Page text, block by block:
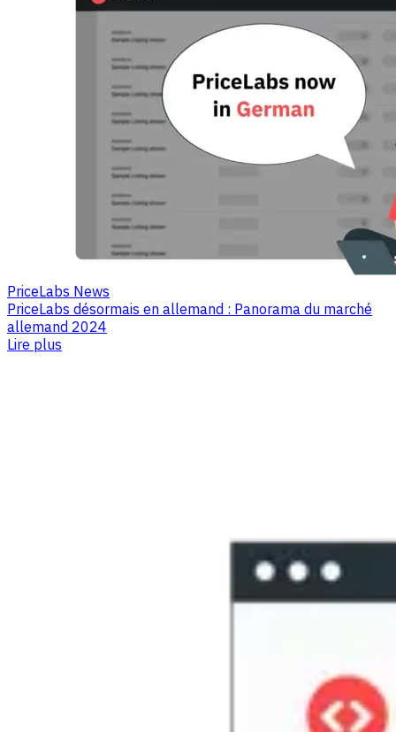
PriceLabs News
PriceLabs désormais en allemand : Panorama du marché
allemand 2024
Lire plus